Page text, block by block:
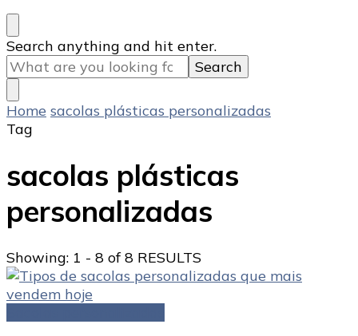
Looking
for
Something?
Search anything and hit enter.
Home sacolas plásticas personalizadas
Tag
sacolas plásticas
personalizadas
Showing: 1 - 8 of 8 RESULTS